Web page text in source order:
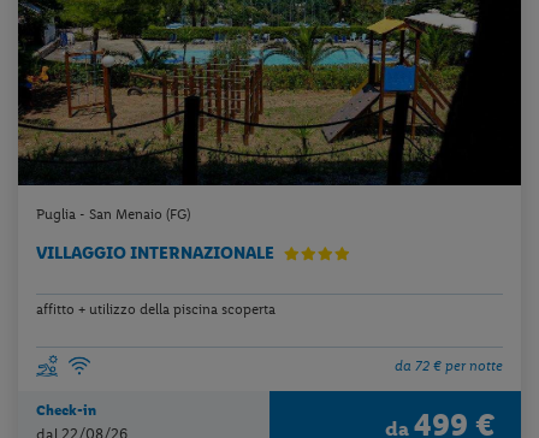
Puglia - San Menaio (FG)
VILLAGGIO INTERNAZIONALE
affitto + utilizzo della piscina scoperta
da 72 € per notte
Check-in
dal 22/08/26 da 499 €